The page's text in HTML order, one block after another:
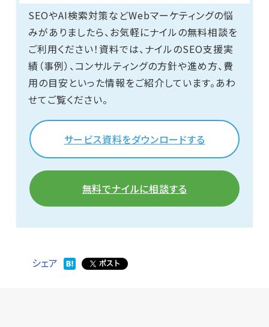
SEOやAI検索対策などWebマーケティングの悩
みがありましたら、お気軽にナイルの無料相談を
ご利用ください！資料では、ナイルのSEO支援実
績（事例）、コンサルティングの方針や進め方、費
用の目安といった情報をご紹介しています。あわ
せてご覧ください。
サービス資料をダウンロードする
無料でナイルに相談する
シェア